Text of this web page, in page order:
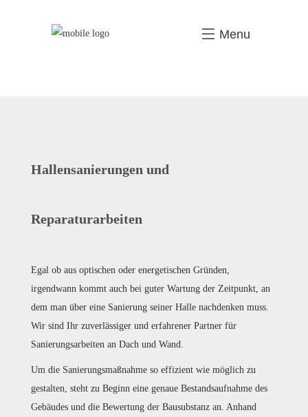
Menu
Hallensanierungen und
Reparaturarbeiten
Egal ob aus optischen oder energetischen Gründen,
irgendwann kommt auch bei guter Wartung der Zeitpunkt, an
dem man über eine Sanierung seiner Halle nachdenken muss.
Wir sind Ihr zuverlässiger und erfahrener Partner für
Sanierungsarbeiten an Dach und Wand.
Um die Sanierungsmaßnahme so effizient wie möglich zu
gestalten, steht zu Beginn eine genaue Bestandsaufnahme des
Gebäudes und die Bewertung der Bausubstanz an. Anhand